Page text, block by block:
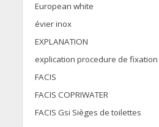
European white
évier inox
EXPLANATION
explication procedure de fixation
FACIS
FACIS COPRIWATER
FACIS Gsi Sièges de toilettes